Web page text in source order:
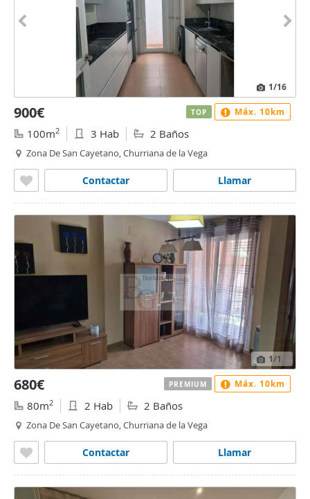
1/16
900€
100m2 3 Hab 2 Baños
Zona De San Cayetano, Churriana de la Vega
Llamar
Contactar
TOP Máx. 10km
1/1
680€
80m2 2 Hab 2 Baños
Zona De San Cayetano, Churriana de la Vega
Llamar
Contactar
PREMIUM Máx. 10km